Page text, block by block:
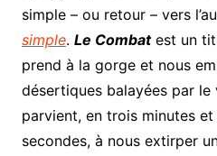
simple – ou retour – vers
simple. Le Combatest un
prend à la gorge et nous
désertiques balayées par le
parvient, en trois minutes
secondes, à nous extirper